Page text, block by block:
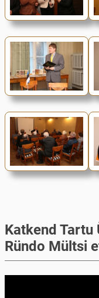
Katkend
Ründo Mültsi